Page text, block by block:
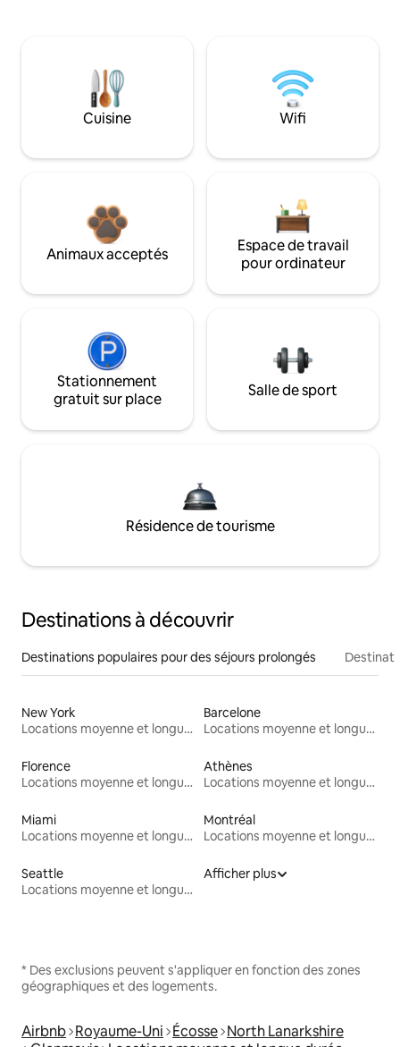
Cuisine Wifi
Animaux acceptés
Espace de travail
pour ordinateur
Stationnement
gratuit sur place
Salle de sport
Résidence de tourisme
Destinations à découvrir
Destinations populaires pour des séjours prolongés
New York
Locations moyenne et longue durée
Barcelone
Locations moyenne et longue durée
Florence
Locations moyenne et longue durée
Athènes
Locations moyenne et longue durée
Miami
Locations moyenne et longue durée
Montréal
Locations moyenne et longue durée
Seattle
Locations moyenne et longue durée
Afficher plus
* Des exclusions peuvent s'appliquer en fonction des zones
géographiques et des logements.
Airbnb Royaume-Uni Écosse North Lanarkshire